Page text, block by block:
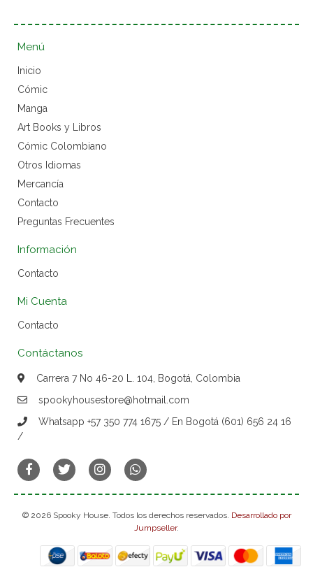
Menú
Inicio
Cómic
Manga
Art Books y Libros
Cómic Colombiano
Otros Idiomas
Mercancía
Contacto
Preguntas Frecuentes
Información
Contacto
Mi Cuenta
Contacto
Contáctanos
Carrera 7 No 46-20 L. 104, Bogotá, Colombia
spookyhousestore@hotmail.com
Whatsapp +57 350 774 1675 / En Bogotá (601) 656 24 16
/
© 2026 Spooky House. Todos los derechos reservados. Desarrollado por
Jumpseller.